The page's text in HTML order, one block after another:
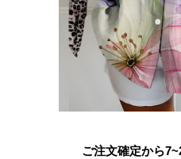
ご注文確定から